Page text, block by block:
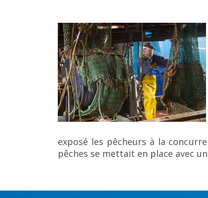
exposé les pêcheurs à la
pêches se mettait en place avec